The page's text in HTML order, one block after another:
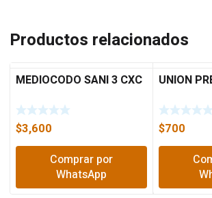
Productos relacionados
MEDIOCODO SANI 3 CXC
$3,600
Comprar por
WhatsApp
UNION
$700